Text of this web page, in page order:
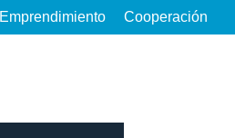
Emprendimiento Cooperación